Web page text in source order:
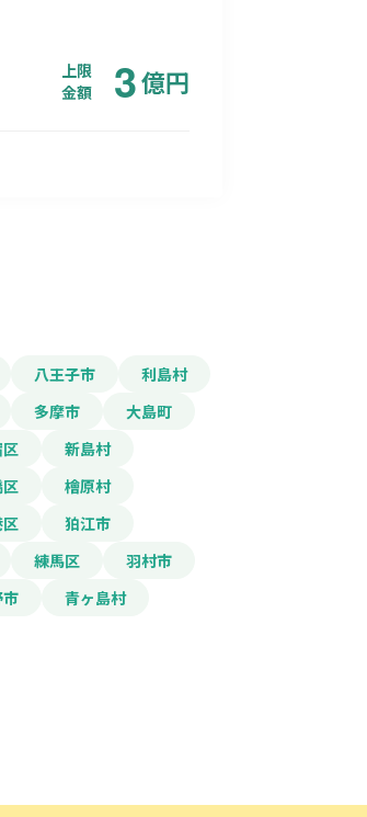
上限
金額
3億円
八王子市
利島村
多摩市
大島町
新島村
檜原村
狛江市
練馬区
羽村市
青ヶ島村